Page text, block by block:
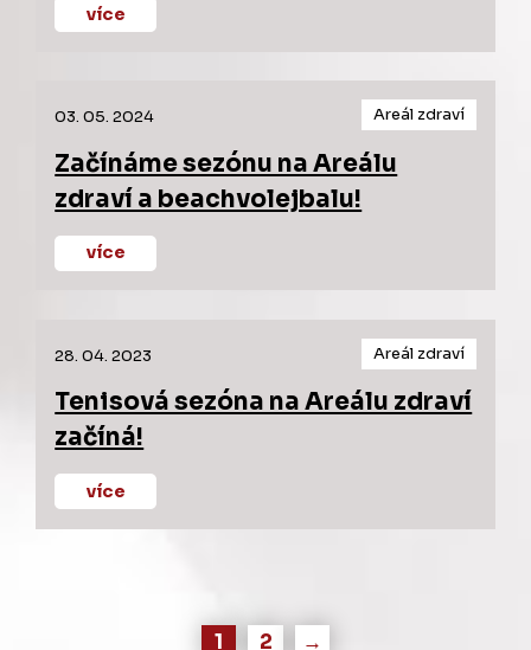
více
03. 05. 2024 Areál zdraví
Začínáme sezónu na Areálu
zdraví a beachvolejbalu!
více
28. 04. 2023 Areál zdraví
Tenisová sezóna na Areálu zdraví
začíná!
více
1 2 →